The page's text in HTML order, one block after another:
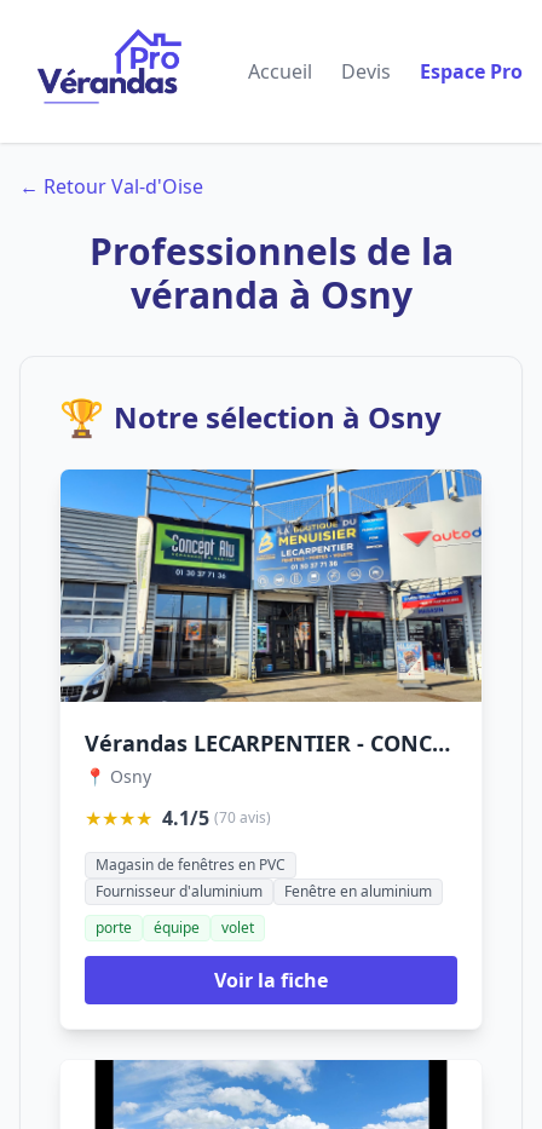
Accueil Devis Espace Pro
← Retour Val-d'Oise
Professionnels de la
véranda à Osny
🏆 Notre sélection à Osny
Vérandas LECARPENTIER - CONCEPT ALU
📍 Osny
★★★★ 4.1/5 (70 avis)
Magasin de fenêtres en PVC
Fournisseur d'aluminium
Fenêtre en aluminium
porte
équipe volet
Voir la fiche